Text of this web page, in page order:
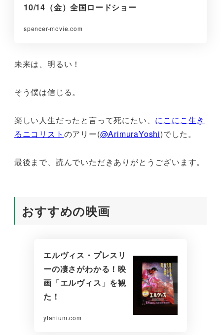
10/14（金）全国ロードショー
spencer-movie.com
未来は、明るい！
そう僕は信じる。
楽しい人生だったと言って死にたい、 にこにこ生き
るニコリスト のアリー(@ArimuraYoshi)でした。
最後まで、読んでいただきありがとうございます。
おすすめの映画
エルヴィス・プレスリ
ーの凄さがわかる！映
画「エルヴィス」を観
た！
ytanium.com